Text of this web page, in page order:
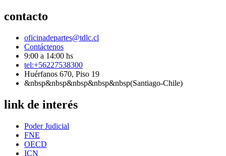
contacto
oficinadepartes@tdlc.cl
Contáctenos
9:00 a 14:00 hs
tel:+56227538300
Huérfanos 670, Piso 19
&nbsp&nbsp&nbsp&nbsp&nbsp(Santiago-Chile)
link de interés
Poder Judicial
FNE
OECD
ICN